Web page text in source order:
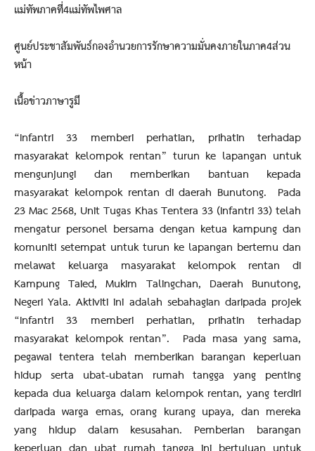
แม่ทัพภาคที่4แม่ทัพไพศาล
ศูนย์ประชาสัมพันธ์กองอำนวยการรักษาความมั่นคงภายในภาค4ส่วน
หน้า
เนื้อข่าวภาษารูมี
“Infantri 33 memberi perhatian, prihatin terhadap
masyarakat kelompok rentan” turun ke lapangan untuk
mengunjungi dan memberikan bantuan kepada
masyarakat kelompok rentan di daerah Bunutong. Pada
23 Mac 2568, Unit Tugas Khas Tentera 33 (Infantri 33) telah
mengatur personel bersama dengan ketua kampung dan
komuniti setempat untuk turun ke lapangan bertemu dan
melawat keluarga masyarakat kelompok rentan di
Kampung Taied, Mukim Talingchan, Daerah Bunutong,
Negeri Yala. Aktiviti ini adalah sebahagian daripada projek
“Infantri 33 memberi perhatian, prihatin terhadap
masyarakat kelompok rentan”. Pada masa yang sama,
pegawai tentera telah memberikan barangan keperluan
hidup serta ubat-ubatan rumah tangga yang penting
kepada dua keluarga dalam kelompok rentan, yang terdiri
daripada warga emas, orang kurang upaya, dan mereka
yang hidup dalam kesusahan. Pemberian barangan